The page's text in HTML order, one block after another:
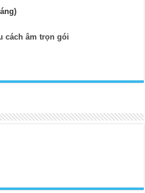
cách âm trọn gói